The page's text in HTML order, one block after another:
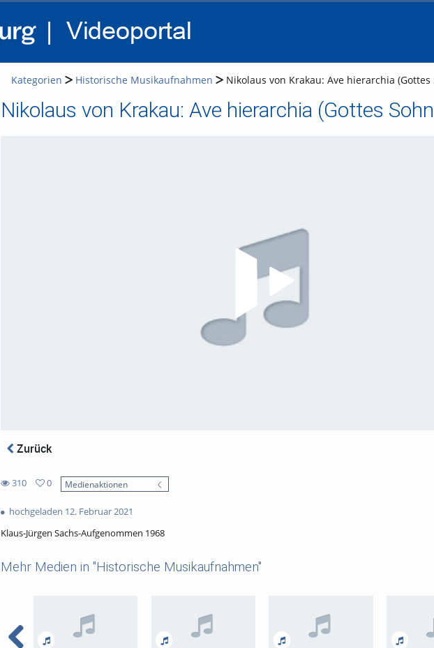
Kategorien Historische Musikaufnahmen Nikolaus von Krakau: Ave hierarchia
Nikolaus von Krakau: Ave hierarchia (Gottes
Zurück
310
views
0
favorites
Medienaktionen
hochgeladen 12. Februar 2021
Klaus-Jürgen Sachs-Aufgenommen 1968
Mehr Medien in "Historische Musikaufnahmen"